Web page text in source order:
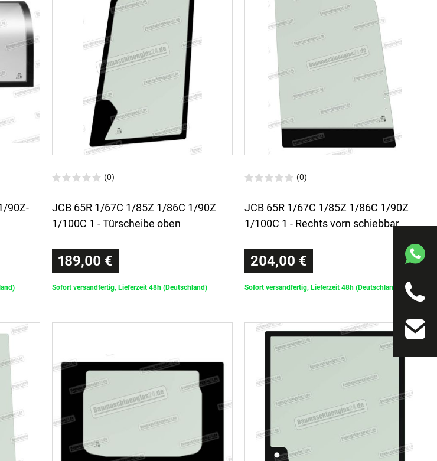
90Z-
(0)
JCB 65R 1/67C 1/85Z 1/86C 1/90Z
1/100C 1 - Türscheibe oben
189,00 €
Sofort versandfertig, Lieferzeit 48h (Deutschland)
(0)
JCB 65R 1/67C 1/85Z 1/86C 1/90Z
1/100C 1 - Rechts vorn schiebbar
204,00 €
Sofort versandfertig, Lieferzeit 48h (Deutschland)